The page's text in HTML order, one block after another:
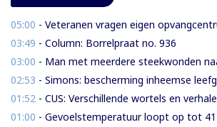
05:00 - Veteranen vragen eigen opvangcentrum en structurele steun: ‘Vandaag
03:49 - Column: Borrelpraat no. 936
03:00 - Man met meerdere steekwonden naar ziekenhuis na
02:53 - Simons: bescherming inheemse leefgebieden en cultuur van
01:52 - CUS: Verschillende wortels en
01:00 - Gevoelstemperatuur loopt op tot 41 graden: waarschuwing voor